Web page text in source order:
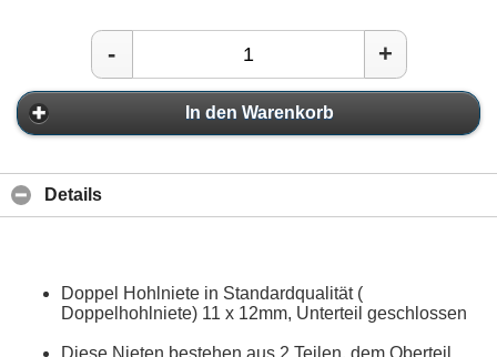
- +
In den Warenkorb
Details
Doppel Hohlniete in Standardqualität (
Doppelhohlniete) 11 x 12mm, Unterteil geschlossen
Diese Nieten bestehen aus 2 Teilen, dem Oberteil